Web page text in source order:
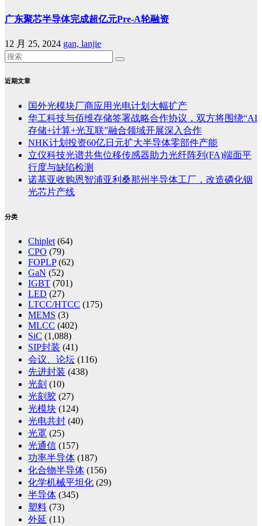
广东聚芯半导体完成超亿元Pre-A轮融资
12 月 25, 2024 gan, lanjie
近期文章
国外光模块厂商应用光电计划大幅扩产
华工科技与佰维存储签署战略合作协议，双方将围绕“AI
存储+计算+光互联”融合领域开展深入合作
NHK计划投资60亿日元扩大半导体零部件产能
立仪科技光谱共焦位移传感器助力光纤阵列(FA)端面平
行度与缺陷检测
诺基亚收购恩智浦亚利桑那州半导体工厂，改造磷化铟
光芯片产线
分类
Chiplet (64)
CPO (79)
FOPLP(62)
GaN (52)
IGBT (701)
LED (27)
LTCC/HTCC (175)
MEMS (3)
MLCC (402)
SiC (1,088)
SIP封装 (41)
会议、论坛 (116)
先进封装 (438)
光刻 (10)
光刻胶 (27)
光模块 (124)
光电共封 (40)
光罩 (25)
光通信 (157)
功率半导体 (187)
化合物半导体 (156)
化学机械平坦化 (29)
半导体 (345)
塑料 (73)
外延 (11)